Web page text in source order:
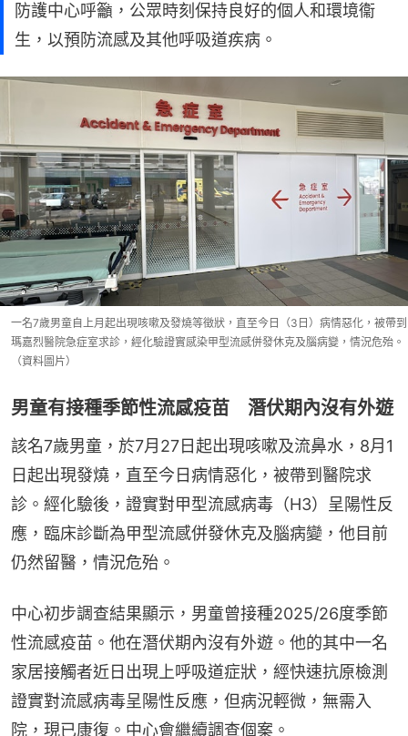
防護中心呼籲，公眾時刻保持良好的個人和環境衞
生，以預防流感及其他呼吸道疾病。
一名7歲男童自上月起出現咳嗽及發燒等徵狀，直至今日（3日）病情惡化，被帶到
瑪嘉烈醫院急症室求診，經化驗證實感染甲型流感併發休克及腦病變，情況危殆。
（資料圖片）
男童有接種季節性流感疫苗 潛伏期內沒有外遊
該名7歲男童，於7月27日起出現咳嗽及流鼻水，8月1
日起出現發燒，直至今日病情惡化，被帶到醫院求
診。經化驗後，證實對甲型流感病毒（H3）呈陽性反
應，臨床診斷為甲型流感併發休克及腦病變，他目前
仍然留醫，情況危殆。
中心初步調查結果顯示，男童曾接種2025/26度季節
性流感疫苗。他在潛伏期內沒有外遊。他的其中一名
家居接觸者近日出現上呼吸道症狀，經快速抗原檢測
證實對流感病毒呈陽性反應，但病況輕微，無需入
院，現已康復。中心會繼續調查個案。